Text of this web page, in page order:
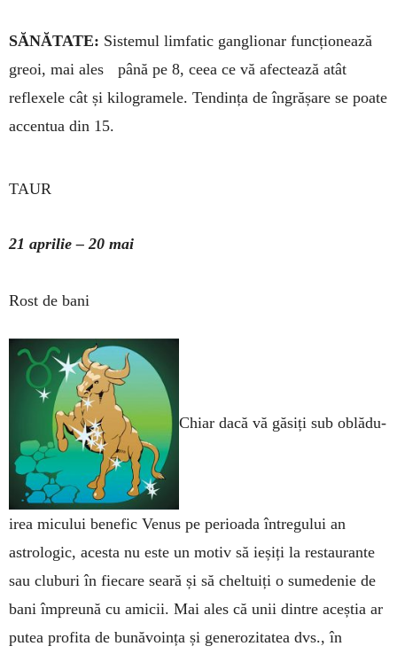
SĂNĂTATE: Sistemul limfatic ganglionar funcționează
greoi, mai ales până pe 8, ceea ce vă afectează atât
reflexele cât și kilogramele. Tendința de îngrășare se poate
ac­centua din 15.
TAUR
21 aprilie – 20 mai
Rost de bani
Chiar dacă vă gă­siți sub oblădu­
irea micului benefic Venus pe perioa­da întregului an
astrologic, acesta nu este un motiv să ieșiți la restaurante
sau cluburi în fiecare seară și să chel­tuiți o sumedenie de
bani împreună cu amicii. Mai ales că unii dintre aceștia ar
putea profita de bunăvoința și ge­nerozitatea dvs., în